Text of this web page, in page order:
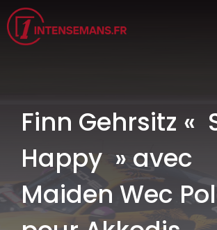
Aller
au
contenu
Finn Gehrsitz «
Happy » avec
Maiden Wec